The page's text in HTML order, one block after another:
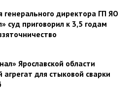
генерального директора ГП ЯО
суд приговорил к 3,5 годам
Ярославской области
для стыковой сварки